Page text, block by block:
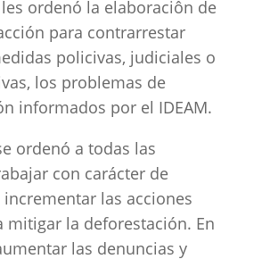
ordenó la elaboraciôn de
para contrarrestar
policivas, judiciales o
los problemas de
informados por el IDEAM.
ordenó a todas las
con carácter de
incrementar las acciones
mitigar la deforestación. En
las denuncias y